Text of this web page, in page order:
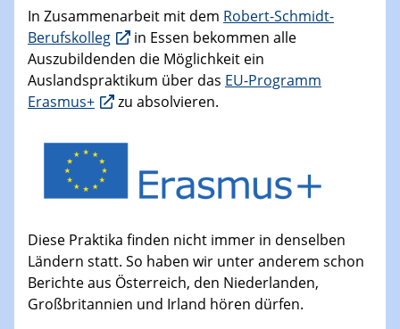
In Zusammenarbeit mit dem Robert-Schmidt-
Berufskolleg
in Essen bekommen alle
Auszubildenden die Möglichkeit ein
Auslandspraktikum über das EU-Programm
Erasmus+
zu absolvieren.
Diese Praktika finden nicht immer in denselben
Ländern statt. So haben wir unter anderem schon
Berichte aus Österreich, den Niederlanden,
Großbritannien und Irland hören dürfen.